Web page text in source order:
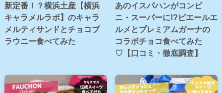
新定番！？横浜土産【横浜
キャラメルラボ】のキャラ
メルティサンドとチョコブ
ラウニー食べてみた
あのイスパハンがコンビ
ニ・スーパーに!?ピエールエ
ルメとプレミアムガーナの
コラボチョコ食べてみた
♡【口コミ・徹底調査】